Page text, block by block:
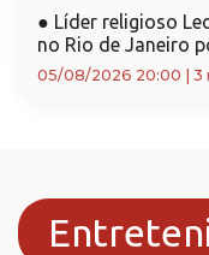
● Líder religioso
no Rio de Janeiro
05/08/2026 20:00 3